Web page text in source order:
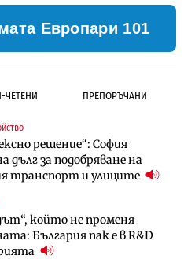
Европари 101
ЧЕТЕНИ ПРЕПОРЪЧАНИ
решение“: София
дълг за подобряване на
транспорт и улиците
който не променя
България пак е в R&D
община избра
за преместването на
трасе по бул.
на тунела под
ще върви паралелно с
на тунела под
ще върви паралелно с
оценки
подписа договор за
на Euroapi Italy